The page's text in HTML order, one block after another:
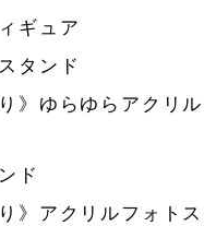
ギュア
タンド
》ゆらゆらアクリル
ド
》アクリルフォトス